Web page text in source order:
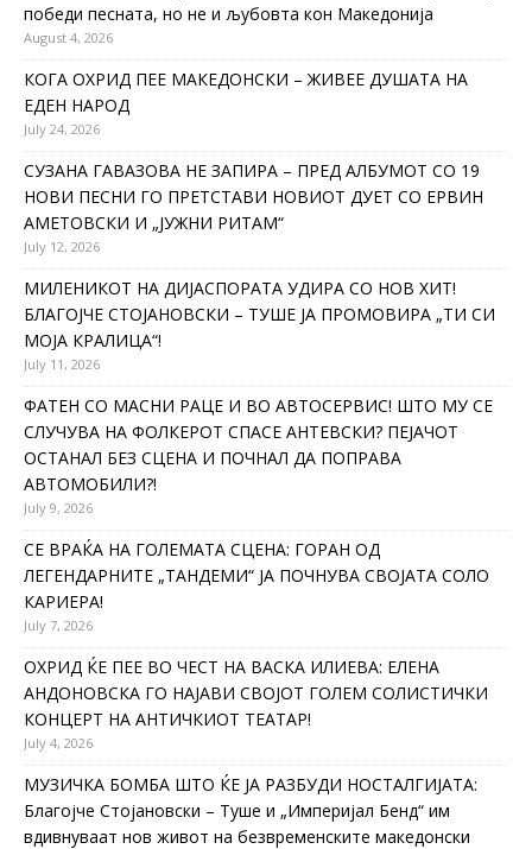
победи песната, но не и љубовта кон Македонија
August 4, 2026
КОГА ОХРИД ПЕЕ МАКЕДОНСКИ – ЖИВЕЕ ДУШАТА НА
ЕДЕН НАРОД
July 24, 2026
СУЗАНА ГАВАЗОВА НЕ ЗАПИРА – ПРЕД АЛБУМОТ СО 19
НОВИ ПЕСНИ ГО ПРЕТСТАВИ НОВИОТ ДУЕТ СО ЕРВИН
АМЕТОВСКИ И „ЈУЖНИ РИТАМ“
July 12, 2026
МИЛЕНИКОТ НА ДИЈАСПОРАТА УДИРА СО НОВ ХИТ!
БЛАГОЈЧЕ СТОЈАНОВСКИ – ТУШЕ ЈА ПРОМОВИРА „ТИ СИ
МОЈА КРАЛИЦА“!
July 11, 2026
ФАТЕН СО МАСНИ РАЦЕ И ВО АВТОСЕРВИС! ШТО МУ СЕ
СЛУЧУВА НА ФОЛКЕРОТ СПАСЕ АНТЕВСКИ? ПЕЈАЧОТ
ОСТАНАЛ БЕЗ СЦЕНА И ПОЧНАЛ ДА ПОПРАВА
АВТОМОБИЛИ?!
July 9, 2026
СЕ ВРАЌА НА ГОЛЕМАТА СЦЕНА: ГОРАН ОД
ЛЕГЕНДАРНИТЕ „ТАНДЕМИ“ ЈА ПОЧНУВА СВОЈАТА СОЛО
КАРИЕРА!
July 7, 2026
ОХРИД ЌЕ ПЕЕ ВО ЧЕСТ НА ВАСКА ИЛИЕВА: ЕЛЕНА
АНДОНОВСКА ГО НАЈАВИ СВОЈОТ ГОЛЕМ СОЛИСТИЧКИ
КОНЦЕРТ НА АНТИЧКИОТ ТЕАТАР!
July 4, 2026
МУЗИЧКА БОМБА ШТО ЌЕ ЈА РАЗБУДИ НОСТАЛГИЈАТА:
Благојче Стојановски – Туше и „Империјал Бенд“ им
вдивнуваат нов живот на безвременските македонски